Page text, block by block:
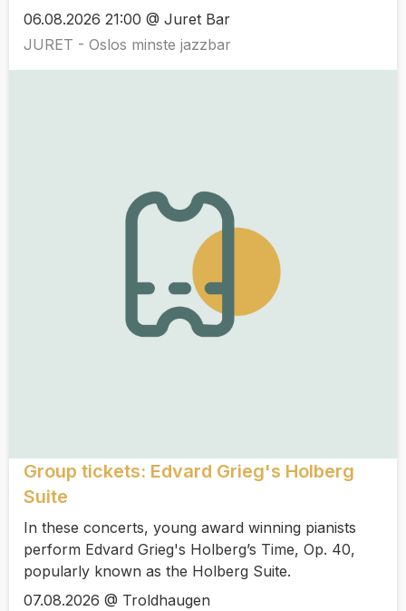
06.08.2026 21:00 @ Juret Bar
JURET - Oslos minste jazzbar
Group tickets: Edvard Grieg's Holberg
Suite
In these concerts, young award winning pianists
perform Edvard Grieg's Holberg’s Time, Op. 40,
popularly known as the Holberg Suite.
07.08.2026 @ Troldhaugen